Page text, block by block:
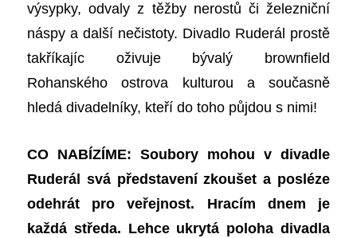
výsypky, odvaly z těžby nerostů či železniční
náspy adalší nečistoty. Divadlo Ruderál prostě
takříkajíc oživuje bývalý brownfield
Rohanského ostrova kulturou a současně
hledá divadelníky, kteří do toho půjdou s nimi!
CO NABÍZÍME: Soubory mohou v divadle
Ruderál svá představení zkoušet a posléze
odehrát pro veřejnost. Hracím dnem je
každá středa. Lehce ukrytá poloha divadla